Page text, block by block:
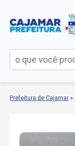
Prefeitura de Cajamar »